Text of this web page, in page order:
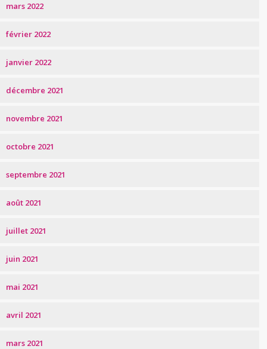
mars 2022
février 2022
janvier 2022
décembre 2021
novembre 2021
octobre 2021
septembre 2021
août 2021
juillet 2021
juin 2021
mai 2021
avril 2021
mars 2021